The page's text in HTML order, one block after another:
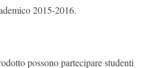
2015-2016.
possono partecipare studenti